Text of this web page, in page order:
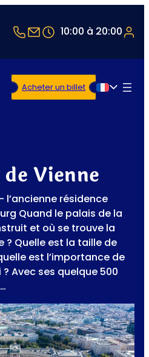
+43 1 5321514
office@timetravel-
10:00 à 20:00
Français
Acheter un billet
Vienne
l’ancienne résidence
Quand le palais de la
et où se trouve la
? Quelle est la taille de
est l’importance de
Avec ses quelque 500